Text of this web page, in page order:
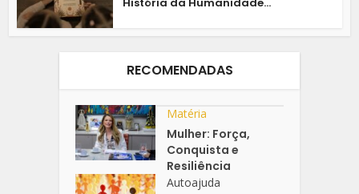
História da Humanidade...
RECOMENDADAS
Matéria
Mulher: Força,
Conquista e
Resiliência
Autoajuda